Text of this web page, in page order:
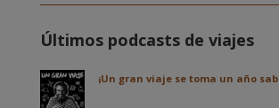
Últimos podcasts de viajes
¡Un gran viaje se toma un año